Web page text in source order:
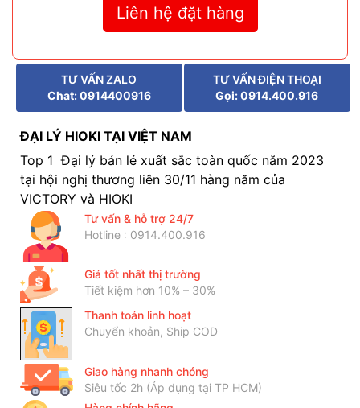
Liên hệ đặt hàng
TƯ VẤN ZALO
Chat: 0914400916
TƯ VẤN ĐIỆN THOẠI
Gọi: 0914.400.916
ĐẠI LÝ HIOKI TẠI VIỆT NAM
Top 1 Đại lý bán lẻ xuất sắc toàn quốc năm 2023
tại hội nghị thương liên 30/11 hàng năm của
VICTORY và HIOKI
Tư vấn & hỗ trợ 24/7
Hotline : 0914.400.916
Giá tốt nhất thị trường
Tiết kiệm hơn 10% – 30%
Thanh toán linh hoạt
Chuyển khoản, Ship COD
Giao hàng nhanh chóng
Siêu tốc 2h (Áp dụng tại TP HCM)